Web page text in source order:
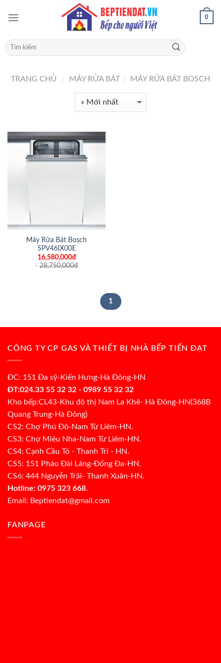
0
TRANG CHỦ / MÁY RỬA BÁT / MÁY RỬA BÁT BOSCH
Máy Rửa Bát Bosch
SPV46IX00E
16,580,000đ
- 28,750,000đ
1
CÔNG TY CP GAS VÀ THIẾT BỊ NHÀ BẾP TIẾN ĐẠT
ĐC: 151 Đa sỹ-Kiến Hưng-Hà Đông-HN
ĐT:024.33 55 32 32 - 0989 55 32 32
Kho bếp:CL43-Khu đô thị Nam La Khê- Hà Đông-HN(368B
Quang Trung-Hà Đông)
CS2: Chợ Phú Đô-Nam Từ Liêm-HN.
CS3: Chợ Miêu Nha-Nam Từ Liêm-HN.
CS4: Cạnh Cầu Tó - Thanh Trì - HN.
CS5: 151 Pháo Đài Láng-Đống Đa-HN.
CS6: 444 Nguyễn Trãi- Thanh Xuân-HN.
Hotline: 0975 323 668.
Email: Beptiendat@gmail.com
FANPAGE